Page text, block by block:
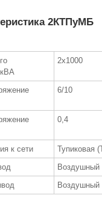
2КТПуМБ
2х1000
6/10
0,4
к сети
Тупиковая
Воздушный
Воздушный